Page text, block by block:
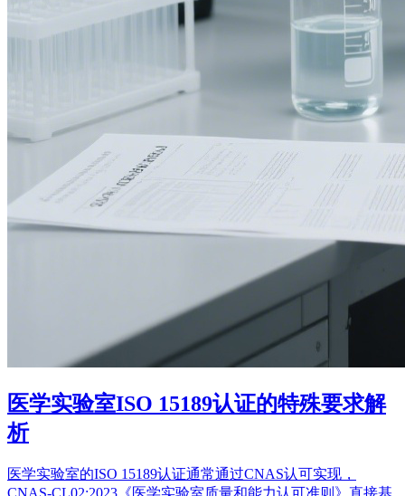
医学实验室ISO 15189认证的特殊要求解
析
医学实验室的ISO 15189认证通常通过CNAS认可实现，
CNAS-CL02:2023《医学实验室质量和能力认可准则》直接基